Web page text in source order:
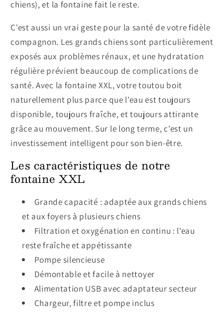
chiens), et la fontaine fait le reste.
C'est aussi un vrai geste pour la santé de votre fidèle
compagnon. Les grands chiens sont particulièrement
exposés aux problèmes rénaux, et une hydratation
régulière prévient beaucoup de complications de
santé. Avec la fontaine XXL, votre toutou boit
naturellement plus parce que l'eau est toujours
disponible, toujours fraîche, et toujours attirante
grâce au mouvement. Sur le long terme, c'est un
investissement intelligent pour son bien-être.
Les caractéristiques de notre
fontaine XXL
Grande capacité : adaptée aux grands chiens
et aux foyers à plusieurs chiens
Filtration et oxygénation en continu : l'eau
reste fraîche et appétissante
Pompe silencieuse
Démontable et facile à nettoyer
Alimentation USB avec adaptateur secteur
Chargeur, filtre et pompe inclus